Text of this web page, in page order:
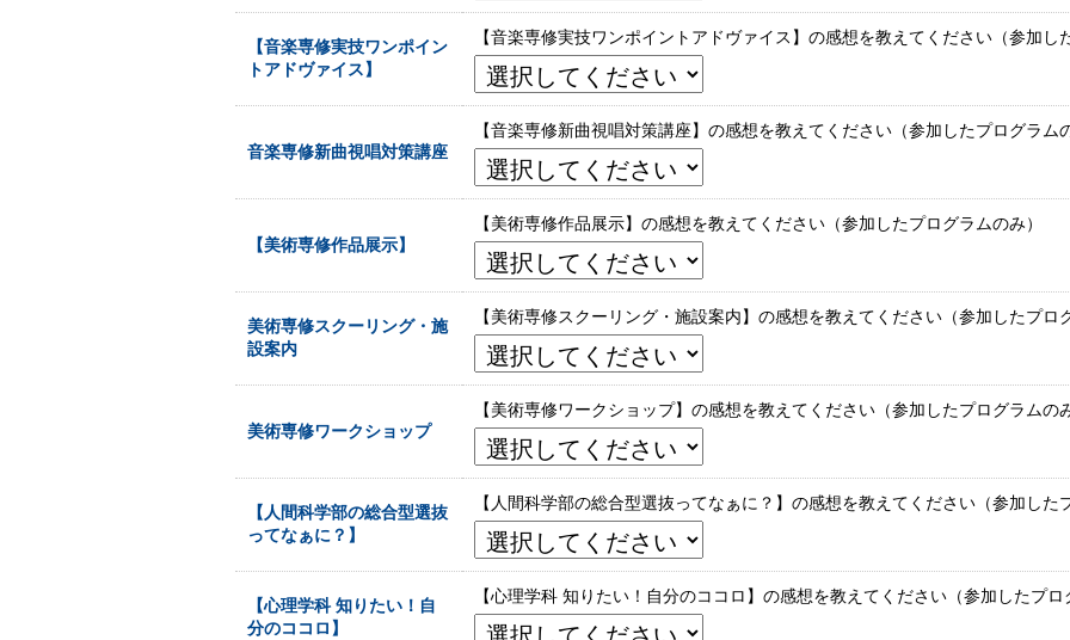
【音楽専修実技ワンポイン
トアドヴァイス】
【音楽専修実技ワンポイントアドヴァイス】の感想を教えてください（参加し
音楽専修新曲視唱対策講座
【音楽専修新曲視唱対策講座】の感想を教えてください（参加したプログラム
【美術専修作品展示】
【美術専修作品展示】の感想を教えてください（参加したプログラムのみ）
美術専修スクーリング・施
設案内
【美術専修スクーリング・施設案内】の感想を教えてください（参加したプロ
美術専修ワークショップ
【美術専修ワークショップ】の感想を教えてください（参加したプログラムのみ
【人間科学部の総合型選抜
ってなぁに？】
【人間科学部の総合型選抜ってなぁに？】の感想を教えてください（参加した
【心理学科 知りたい！自
分のココロ】
【心理学科 知りたい！自分のココロ】の感想を教えてください（参加したプロ